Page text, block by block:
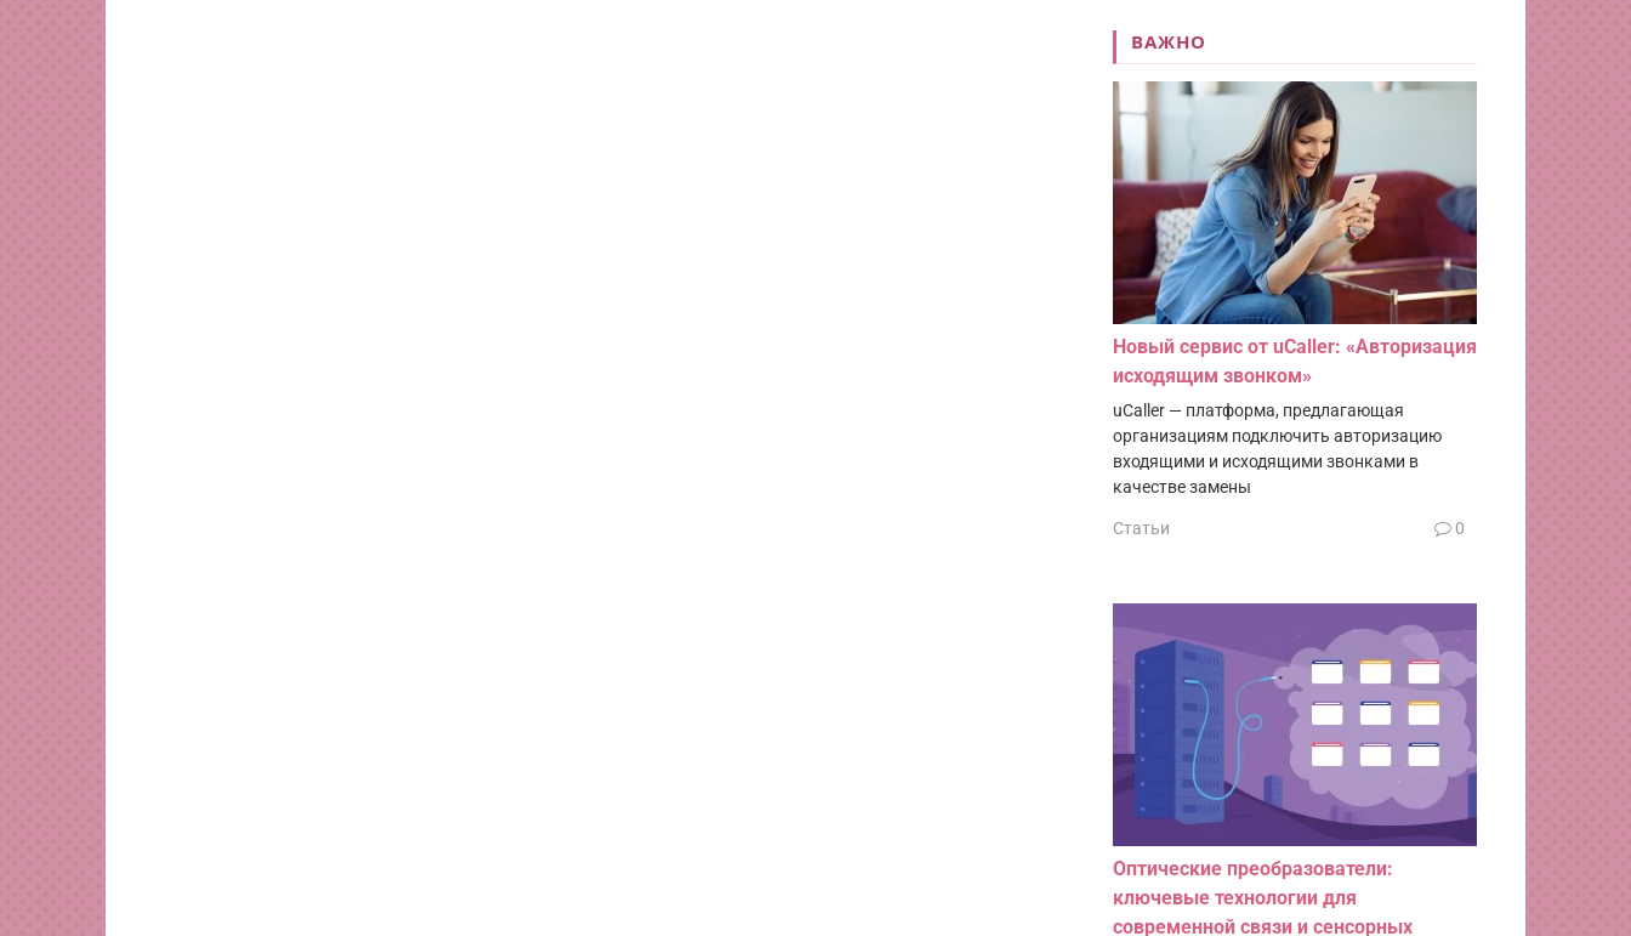
ВАЖНО
Новый сервис от uCaller: «Авторизация
исходящим звонком»
uCaller — платформа, предлагающая
организациям подключить авторизацию
входящими и исходящими звонками в
качестве замены
Статьи 0
Оптические преобразователи:
ключевые технологии для
современной связи и сенсорных